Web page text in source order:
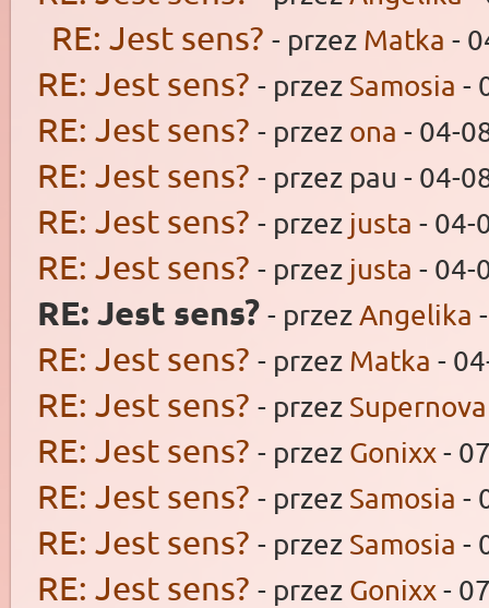
RE: Jest sens? - przez Matka -
RE: Jest sens? - przez Samosia -
RE: Jest sens? - przez ona - 04-
RE: Jest sens? - przez pau - 04-
RE: Jest sens? - przez justa - 04-
RE: Jest sens? - przez justa - 04-
RE: Jest sens? - przezAngelika
RE: Jest sens? - przez Matka -
RE: Jest sens? - przez Supernova
RE: Jest sens? - przez Gonixx-
RE: Jest sens? - przez Samosia -
RE: Jest sens? - przez Samosia -
RE: Jest sens? - przez Gonixx-